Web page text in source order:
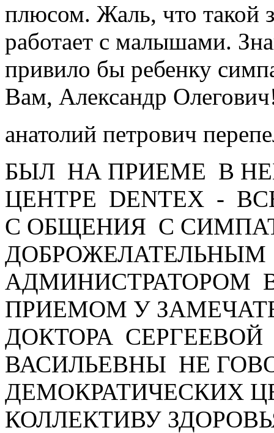
плюсом. Жаль, что такой
работает с малышами.
привило бы ребенку
Вам, Александр
анатолий петрович
БЫЛ НА ПРИЕМЕ В
ЦЕНТРЕ DENTEX -
С ОБЩЕНИЯ С
ДОБРОЖЕЛАТЕЛЬНЫМ
АДМИНИСТРАТОРОМ
ПРИЕМОМ У
ДОКТОРА
ВАСИЛЬЕВНЫ НЕ
ДЕМОКРАТИЧЕСКИХ
КОЛЛЕКТИВУ